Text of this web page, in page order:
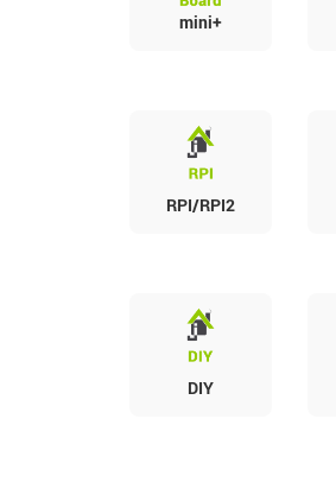
mini+
RPI/RPI2
DIY